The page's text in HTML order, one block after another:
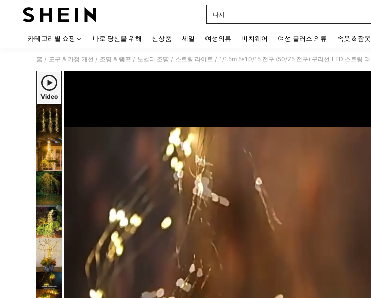
나시
카테고리별 쇼핑 바로 당신을 위해 신상품 세일 여성의류 비치웨어 여성 플러스 의류 속옷 & 잠옷
홈 / 도구 & 가정 개선 / 조명 & 램프 / 노벨티 조명 / 스트링 라이트 /
Video